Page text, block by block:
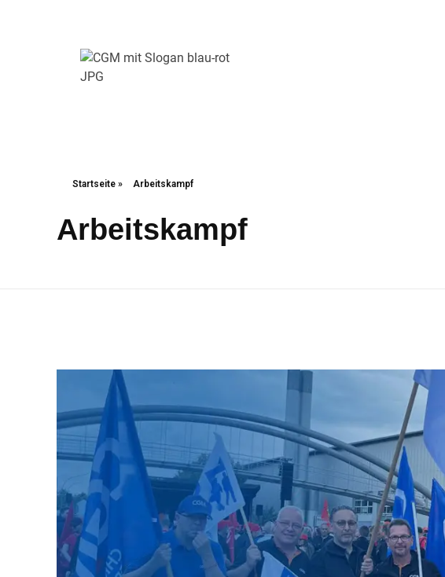
Startseite » Arbeitskampf
Arbeitskampf